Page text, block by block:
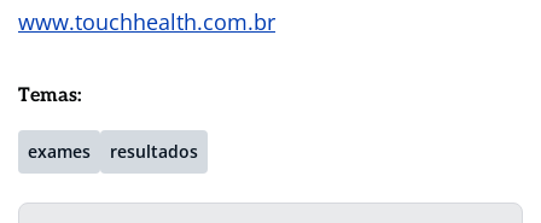
www.touchhealth.com.br
Temas:
exames resultados